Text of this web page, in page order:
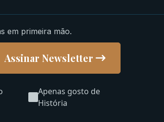
em primeira mão.
Apenas gosto de
História
Assinar Newsletter